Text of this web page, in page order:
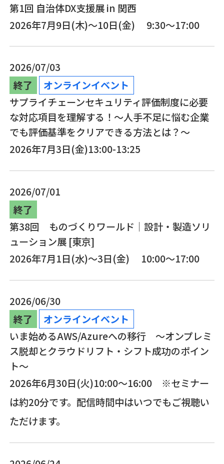
第1回 自治体DX支援展 in 関西
2026年7月9日(木)～10日(金) 9:30～17:00
2026/07/03
終了
オンラインイベント
サプライチェーンセキュリティ評価制度に必要
な対応項目を理解する！～人手不足に悩む企業
でも評価基準をクリアできる方法とは？～
2026年7月3日(金)13:00-13:25
2026/07/01
終了
第38回 ものづくりワールド｜設計・製造ソリ
ューション展 [東京]
2026年7月1日(水)～3日(金) 10:00～17:00
2026/06/30
終了
オンラインイベント
いま始めるAWS/Azureへの移行 ～オンプレミ
ス脱却とクラウドリフト・シフト成功のポイン
ト～
2026年6月30日(火)10:00〜16:00 ※セミナー
は約20分です。配信時間中はいつでもご視聴い
ただけます。